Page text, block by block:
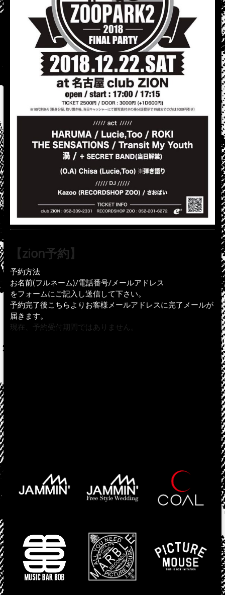
【zion予約】
予約方法
お名前(フルネーム)/電話番号/メールアドレス
をフォームにご記入し送信して下さい。
予約完了後こちらよりお客様メールアドレスに完了メールが
届きます。
現在、予約受付期間ではありません。